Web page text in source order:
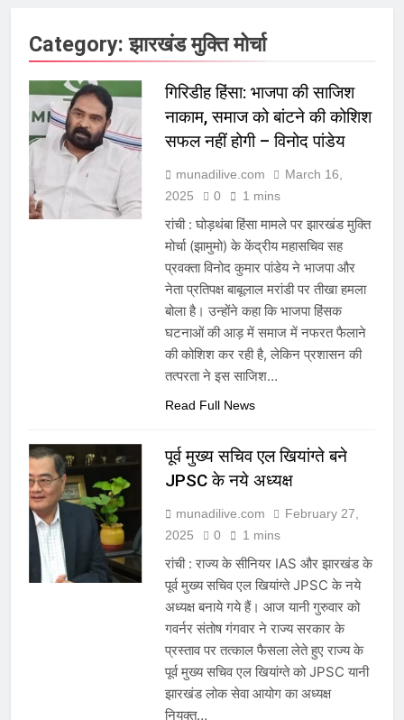
Category:झारखंड मुक्ति मोर्चा
गिरिडीह हिंसा: भाजपा की साजिश
नाकाम, समाज को बांटने की कोशिश
सफल नहीं होगी – विनोद पांडेय
munadilive.com
March 16,
2025
0 1 mins
रांची : घोड़थंबा हिंसा मामले पर झारखंड मुक्ति
मोर्चा (झामुमो) के केंद्रीय महासचिव सह
प्रवक्ता विनोद कुमार पांडेय ने भाजपा और
नेता प्रतिपक्ष बाबूलाल मरांडी पर तीखा हमला
बोला है। उन्होंने कहा कि भाजपा हिंसक
घटनाओं की आड़ में समाज में नफरत फैलाने
की कोशिश कर रही है, लेकिन प्रशासन की
तत्परता ने इस साजिश…
Read Full News
पूर्व मुख्य सचिव एल खियांग्ते बने
JPSC के नये अध्यक्ष
munadilive.com
February 27,
2025
0 1 mins
रांची : राज्य के सीनियर IAS और झारखंड के
पूर्व मुख्य सचिव एल खियांग्ते JPSC के नये
अध्यक्ष बनाये गये हैं। आज यानी गुरुवार को
गवर्नर संतोष गंगवार ने राज्य सरकार के
प्रस्ताव पर तत्काल फैसला लेते हुए राज्य के
पूर्व मुख्य सचिव एल खियांग्ते को JPSC यानी
झारखंड लोक सेवा आयोग का अध्यक्ष
नियुक्त…